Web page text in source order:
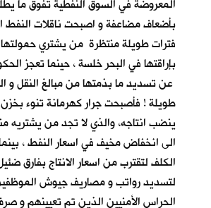
المعروضة في السوق النفطية تفوق ما
بأضعاف مضاعفة و اصبحت ناقلات
فترات طويلة منتظرة من يشتري
بإراقتها في البحر خلسة ، حينما تعجز
عن تسديد ما بذمتها من مبالغ النقل و
طويلة ! فأصبحت جرار كهرمانة تنوء بخزن
ينضب انتاجه، والذي لا تجد من يشتريه
الى انخفاض مخيف في اسعار النفط ،
الكلف لتقترب من اسعار الانتاج بفارق
لتسديد رواتب و مصاريف جيوش
الحراس الأمنيين الذين تم تعيينهم و